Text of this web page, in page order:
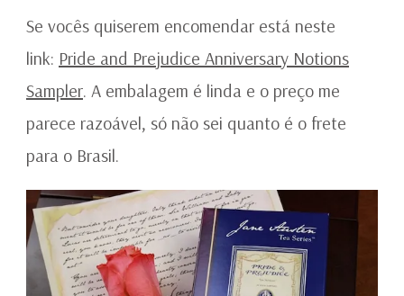
Se vocês quiserem encomendar está neste
link: Pride and Prejudice Anniversary Notions
Sampler. A embalagem é linda e o preço me
parece razoável, só não sei quanto é o frete
para o Brasil.